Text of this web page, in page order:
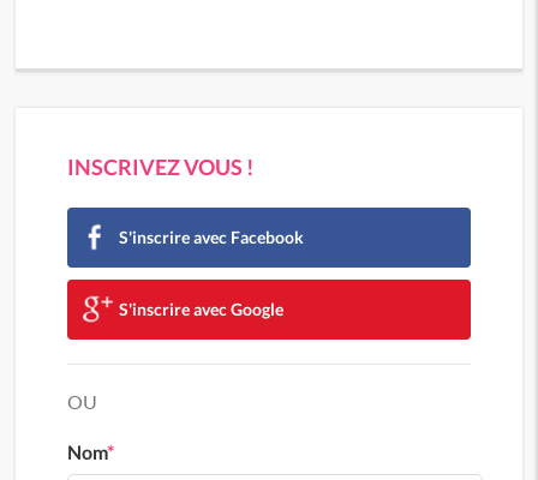
INSCRIVEZ VOUS !
S'inscrire avec Facebook
S'inscrire avec Google
OU
Nom*